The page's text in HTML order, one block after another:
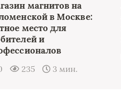
магнитов на
в Москве:
место для
и
235 3 мин.